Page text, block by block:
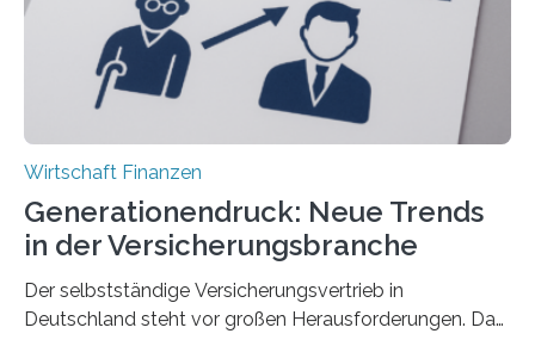
Wirtschaft Finanzen
Generationendruck: Neue Trends
in der Versicherungsbranche
Der selbstständige Versicherungsvertrieb in
Deutschland steht vor großen Herausforderungen. Das